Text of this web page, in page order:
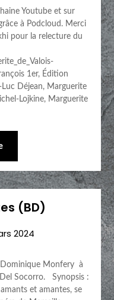
Youtube et sur
à Podcloud. Merci
pour la relecture du
1er, Édition
Déjean, Marguerite
Lojkine, Marguerite
(BD)
2024
Monfery à
Socorro. Synopsis :
et amantes, se